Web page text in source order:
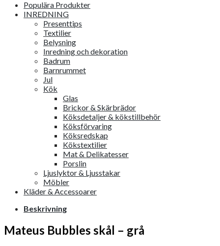
Populära Produkter
INREDNING
Presenttips
Textilier
Belysning
Inredning och dekoration
Badrum
Barnrummet
Jul
Kök
Glas
Brickor & Skärbrädor
Köksdetaljer & kökstillbehör
Köksförvaring
Köksredskap
Kökstextilier
Mat & Delikatesser
Porslin
Ljuslyktor & Ljusstakar
Möbler
Kläder & Accessoarer
Beskrivning
Mateus Bubbles skål – grå